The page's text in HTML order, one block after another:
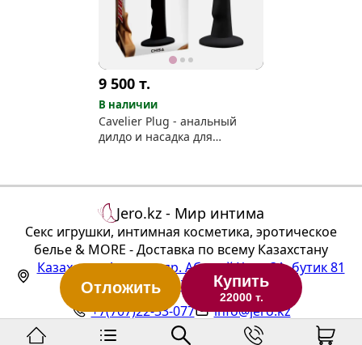
Отложить Купить
22000 т.
9 500 т.
В наличии
Cavelier Plug - анальный
дилдо и насадка для
Jero.kz - Мир интима
Секс игрушки, интимная косметика, эротическое
белье & MORE - Доставка по всему Казахстану
Казахстан,Алматы,пр. Абылай Хана 3А, бутик 81
(ТЦ "Алтын Тараз", 1 этаж)
+7(707)22-33-077
info@jero.kz